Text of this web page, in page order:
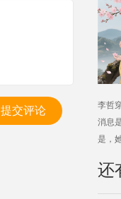
提交评论
李哲
消息
是，
还